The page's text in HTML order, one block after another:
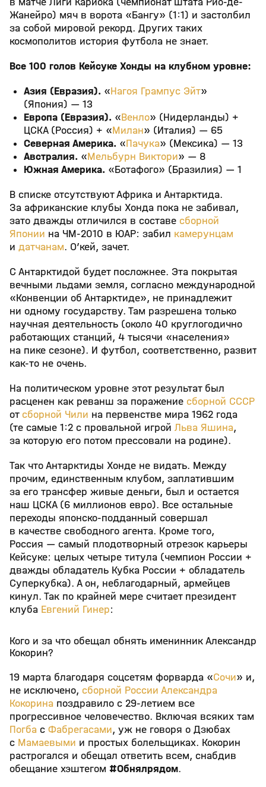
Жанейро) мяч в ворота «Бангу» (1:1) и застолбил
за собой мировой рекорд. Других таких
космополитов история футбола не знает.
Все 100 голов Кейсуке Хонды на клубном уровне:
Азия (Евразия). «Нагоя Грампус Эйт»
(Япония) — 13
Европа (Евразия). «Венло» (Нидерланды) +
ЦСКА (Россия) + «Милан» (Италия) — 65
Северная Америка. «Пачука» (Мексика) — 13
Австралия. «Мельбурн Виктори» — 8
Южная Америка. «Ботафого» (Бразилия) — 1
В списке отсутствуют Африка и Антарктида.
За африканские клубы Хонда пока не забивал,
зато дважды отличился в составе сборной
Японии на ЧМ-2010 в ЮАР: забил камерунцам
и датчанам. О’кей, зачет.
С Антарктидой будет посложнее. Эта покрытая
вечными льдами земля, согласно международной
«Конвенции об Антарктиде», не принадлежит
ни одному государству. Там разрешена только
научная деятельность (около 40 круглогодично
работающих станций, 4 тысячи «населения»
на пике сезоне). И футбол, соответственно, развит
как-то не очень.
На политическом уровне этот результат был
расценен как реванш за поражение сборной СССР
отсборной Чили на первенстве мира 1962 года
(те самые 1:2 с провальной игрой Льва Яшина,
за которую его потом прессовали на родине).
Так что Антарктиды Хонде не видать. Между
прочим, единственным клубом, заплатившим
за его трансфер живые деньги, был и остается
наш ЦСКА (6 миллионов евро). Все остальные
переходы японско-подданный совершал
в качестве свободного агента. Кроме того,
Россия — самый плодотворный отрезок карьеры
Кейсуке: целых четыре титула (чемпион России +
дважды обладатель Кубка России + обладатель
Суперкубка). А он, неблагодарный, армейцев
кинул. Так по крайней мере считает президент
клуба Евгений Гинер:
Кого и за что обещал обнять именинник Александр
Кокорин?
19 марта благодаря соцсетям форварда «Сочи» и,
не исключено, сборной России Александра
Кокорина поздравило с 29-летием все
прогрессивное человечество. Включая всяких там
Погба с Фабрегасами, уж не говоря о Дзюбах
с Мамаевыми и простых болельщиках. Кокорин
растрогался и обещал ответить всем, снабдив
обещание хэштегом #Обнялрядом.